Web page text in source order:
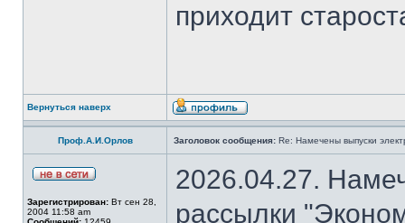
приходит
Вернуться наверх
Проф.А.И.Орлов Заголовок сообщения: Re: Намечены выпуски
Зарегистрирован: Вт сен 28,
2004 11:58 am
2026.04.27.
рассылки